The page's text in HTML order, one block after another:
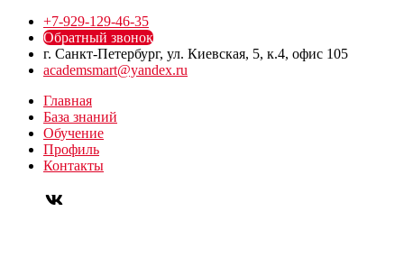
+7-929-129-46-35
Обратный звонок
г. Санкт-Петербург, ул. Киевская, 5, к.4, офис 105
academsmart@yandex.ru
Главная
База знаний
Обучение
Профиль
Контакты